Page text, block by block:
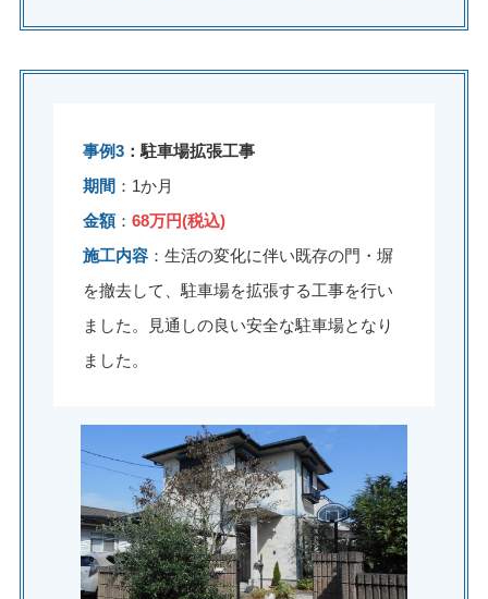
事例3：駐車場拡張工事
期間 ：1か月
金額： 68万円(税込)
施工内容：生活の変化に伴い既存の門・塀
を撤去して、駐車場を拡張する工事を行い
ました。見通しの良い安全な駐車場となり
ました。